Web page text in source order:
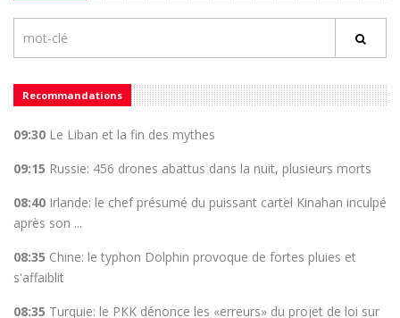
Recommandations
09:30 Le Liban et la fin des mythes
09:15 Russie: 456 drones abattus dans la nuit, plusieurs morts
08:40 Irlande: le chef présumé du puissant cartel Kinahan inculpé
après son ...
08:35 Chine: le typhon Dolphin provoque de fortes pluies et
s'affaiblit
08:35 Turquie: le PKK dénonce les «erreurs» du projet de loi sur